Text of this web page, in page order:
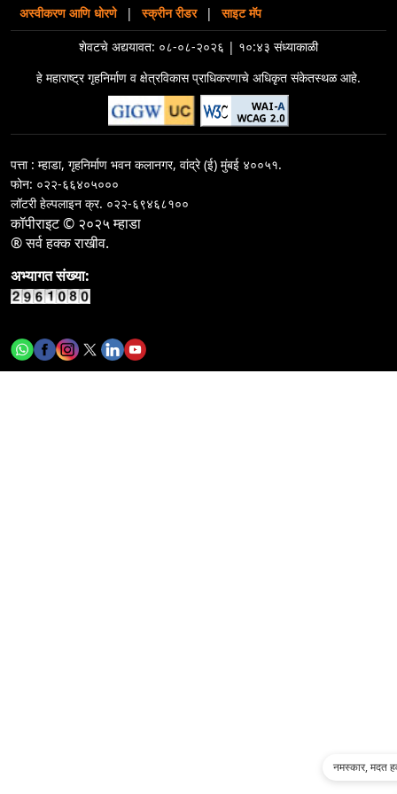
करा.
कोंकण मंडळ गृहनिर्माण सोडत जुलै २०२५ चे निकाल पाहण्यासाठी येथे
क्लिक करा - दि.११-१०-२०२५
कार्यकारी अभियंत्याच्या २३ कामांसाठी ई निविदा सूचना /पुर्व/
मुं.झो.सु.मंड
कार्यकारी अभियंत्याच्या ४ कामांसाठी निविदा सूचना /सी-२ विभाग/
मुं.इ.दु.व.पु.मंडळ
कार्यकारी अभियंत्याच्या ४ कामांसाठी निविदा सूचना/सी-३ विभाग/
Call for rate of interest for&nbsp;investments in
terms deposit on 04-08-2026
कार्यकारी अभियंता - I यांच्या १ कामासाठी निविदा सूचना / नागपुर
गृहनिर्माण व क्षेत्रविकास मंडळ
अस्वीकरण आणि धोरणे | स्क्रीन रीडर |
साइट मॅप
शेवटचे अद्ययावत: ०८-०८-२०२६ | १०:४३ संध्याकाळी
हे महाराष्ट्र गृहनिर्माण व क्षेत्रविकास प्राधिकरणाचे अधिकृत संकेतस्थळ आहे.
पत्ता : म्हाडा, गृहनिर्माण भवन कलानगर, वांद्रे (ई) मुंबई ४००५१.
फोन: ०२२-६६४०५०००
लॉटरी हेल्पलाइन क्र. ०२२-६९४६८१००
कॉपीराइट © २०२५ म्हाडा
® सर्व हक्क राखीव.
अभ्यागत संख्या:
नमस्कार, मदत